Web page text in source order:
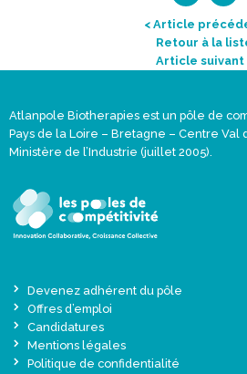
< Article
Retour à la
Article suivant
Atlanpole Biotherapies est un pôle de
Pays de la Loire – Bretagne – Centre Val
Ministère de l’Industrie (juillet 2005).
Devenez adhérent du pôle
Offres d’emploi
Candidatures
Mentions légales
Politique de confidentialité